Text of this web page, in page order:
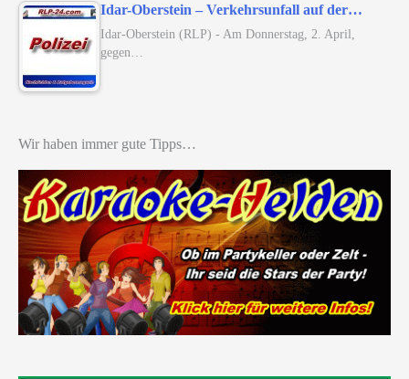
Idar-Oberstein – Verkehrsunfall auf der…
Idar-Oberstein (RLP) - Am Donnerstag, 2. April,
gegen…
Wir haben immer gute Tipps…